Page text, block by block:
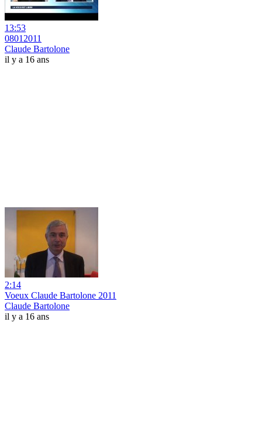
13:53
08012011
Claude Bartolone
il y a 16 ans
2:14
Voeux Claude Bartolone 2011
Claude Bartolone
il y a 16 ans